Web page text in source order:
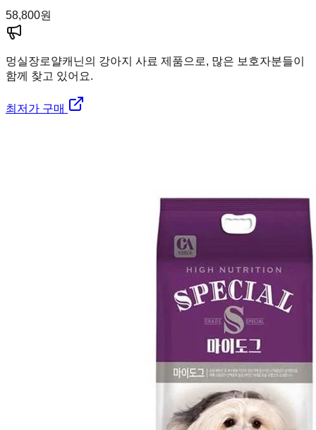
58,800원
멍실장로얄캐닌의 강아지 사료 제품으로, 많은 보호자분들이
함께 찾고 있어요.
최저가 구매